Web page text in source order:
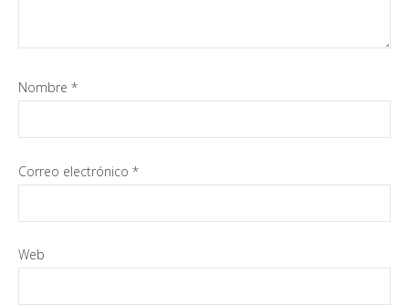
Nombre *
Correo electrónico *
Web